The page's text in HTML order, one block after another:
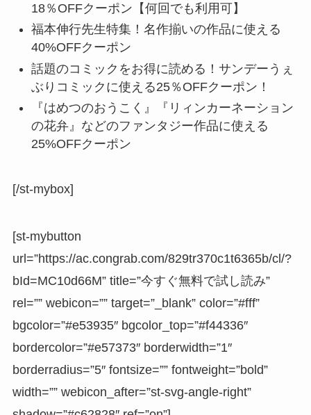
18％OFFクーポン【何回でも利用可】
福本伸行先生特集！名作揃いの作品に使える
40%OFFクーポン
話題のコミックをお得に読める！サンデーうぇ
ぶりコミックに使える25％OFFクーポン！
『はめつのおうこく』『リィンカーネーション
の花弁』などのファンタジー作品に使える
25%OFFクーポン
[/st-mybox]
[st-mybutton
url=”https://ac.congrab.com/829tr370c1t6365b/cl/?
bId=MC10d66M” title=”今すぐ無料で試し読み”
rel=”” webicon=”” target=”_blank” color=”#fff”
bgcolor=”#e53935″ bgcolor_top=”#f44336″
bordercolor=”#e57373″ borderwidth=”1″
borderradius=”5″ fontsize=”” fontweight=”bold”
width=”” webicon_after=”st-svg-angle-right”